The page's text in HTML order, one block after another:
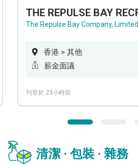
The Repulse Bay Company, Limited
香港 > 其他
薪金面議
刊登於 23小時前
清潔 · 包裝 · 雜務